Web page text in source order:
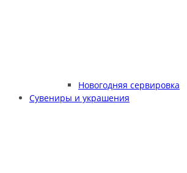
Новогодняя сервировка
Сувениры и украшения